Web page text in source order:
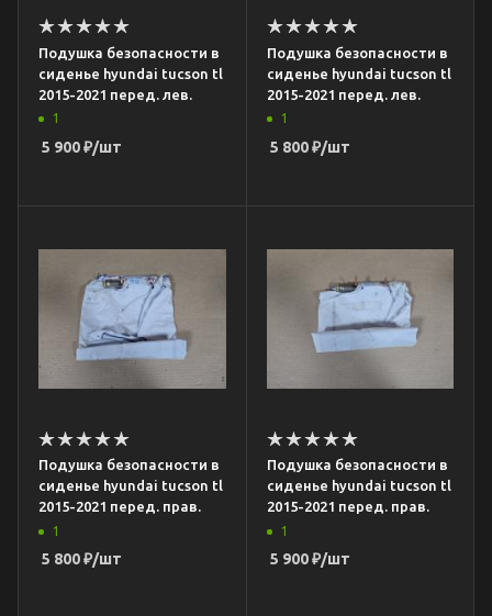
Подушка безопасности в
сиденье hyundai tucson tl
2015-2021 перед. лев.
1
5 900₽/шт
Подушка безопасности в
сиденье hyundai tucson tl
2015-2021 перед. лев.
1
5 800₽/шт
Подушка безопасности в
сиденье hyundai tucson tl
2015-2021 перед. прав.
1
5 800₽/шт
Подушка безопасности в
сиденье hyundai tucson tl
2015-2021 перед. прав.
1
5 900₽/шт